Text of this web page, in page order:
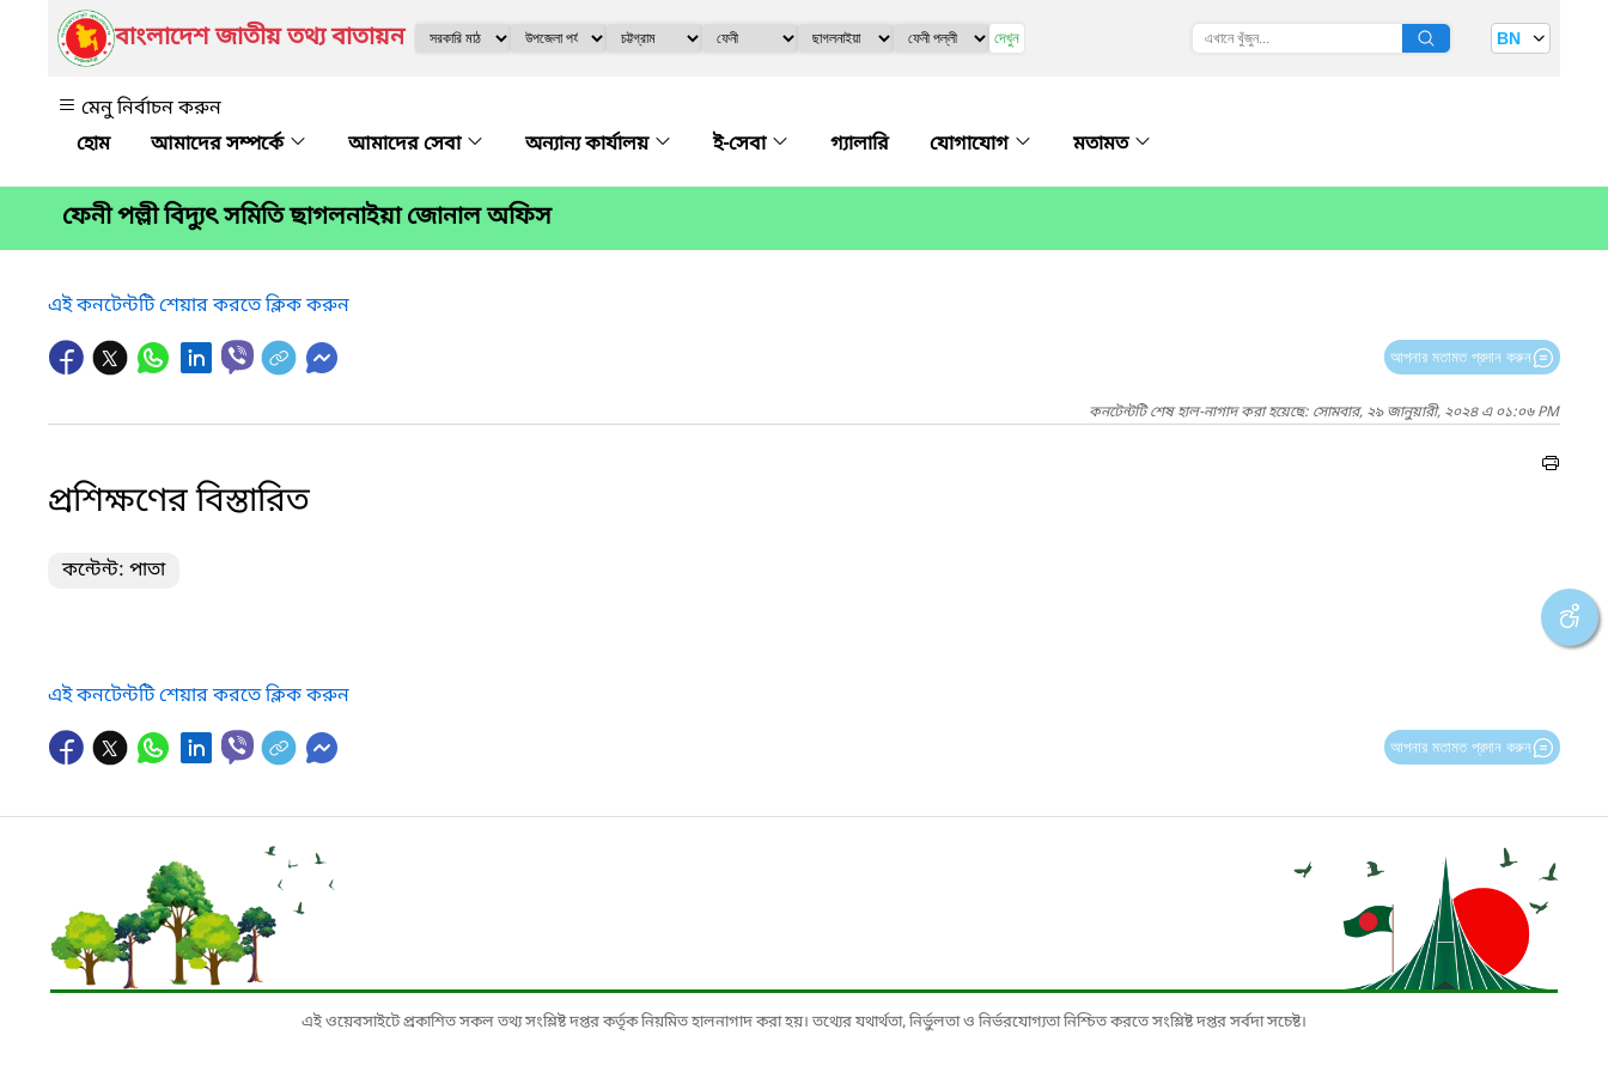
বাংলাদেশ জাতীয় তথ্য বাতায়ন দেখুন BN
মেনু নির্বাচন করুন
আমাদের সম্পর্কে
আমাদের সেবা অন্যান্য কার্যালয় ই-সেবা গ্যালারি যোগাযোগ মতামত
ফেনী পল্লী বিদ্যুৎ সমিতি ছাগলনাইয়া জোনাল অফিস
এই কনটেন্টটি শেয়ার করতে ক্লিক করুন
আপনার মতামত প্রদান করুন
কনটেন্টটি শেষ হাল-নাগাদ করা হয়েছে: সোমবার, ২৯ জানুয়ারী, ২০২৪ এ ০১:০৬ PM
প্রশিক্ষণের বিস্তারিত
কন্টেন্ট: পাতা
এই কনটেন্টটি শেয়ার করতে ক্লিক করুন
আপনার মতামত প্রদান করুন
এই ওয়েবসাইটে প্রকাশিত সকল তথ্য সংশ্লিষ্ট দপ্তর কর্তৃক নিয়মিত হালনাগাদ করা হয়। তথ্যের যথার্থতা, নির্ভুলতা ও নির্ভরযোগ্যতা নিশ্চিত করতে সংশ্লিষ্ট দপ্তর সর্বদা সচেষ্ট।